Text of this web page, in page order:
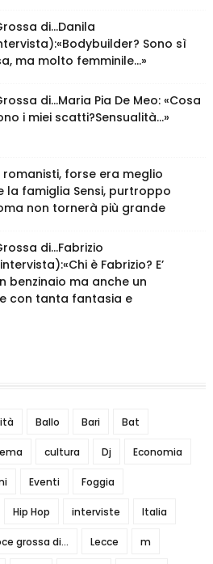
di…Danila
Sono sì
ma molto femminile…»
di…Maria Pia De Meo: «Cosa
i miei scatti?Sensualità…»
romanisti, forse era meglio
la famiglia Sensi, purtroppo
non tornerà più grande
di…Fabrizio
è Fabrizio? E’
benzinaio ma anche un
con tanta fantasia e
Ballo Bari Bat
cultura Dj Economia
Eventi Foggia
Hip Hop interviste Italia
grossa di... Lecce m